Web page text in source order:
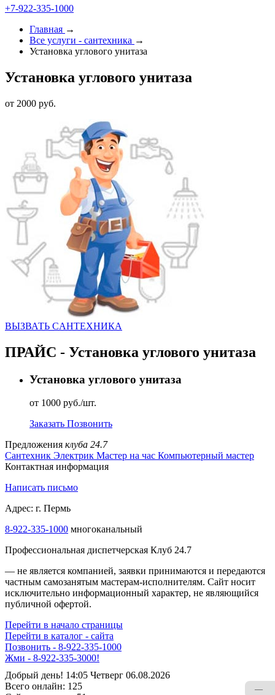
+7-922-335-1000
Главная →
Все услуги - cантехника →
Установка углового унитаза
Установка углового унитаза
от 2000 руб.
ВЫЗВАТЬ CАНТЕХНИКА
ПРАЙС - Установка углового унитаза
Установка углового унитаза
от 1000 руб./шт.
Заказать Позвонить
Предложения клуба 24.7
Сантехник Электрик Мастер на час Компьютерный мастер
Контактная информация
Написать письмо
Адрес: г. Пермь
8-922-335-1000 многоканальный
Профессиональная диспетчерская Клуб 24.7
— не является компанией, заявки принимаются и передаются
частным самозанятым мастерам‑исполнителям. Сайт носит
исключительно информационный характер, не являющийся
публичной офертой.
Перейти в начало страницы
Перейти в каталог - сайта
Позвонить - 8-922-335-1000
Жми - 8-922-335-3000!
Добрый день! 14:05 Четверг 06.08.2026
Всего онлайн: 125
—